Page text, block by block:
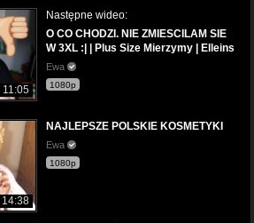
11:05
Następne wideo:
O CO CHODZI. NIE ZMIESCILAM SIE
W 3XL :| | Plus Size Mierzymy | Elleins
Ewa
1080p
14:38
NAJLEPSZE POLSKIE KOSMETYKI
Ewa
1080p